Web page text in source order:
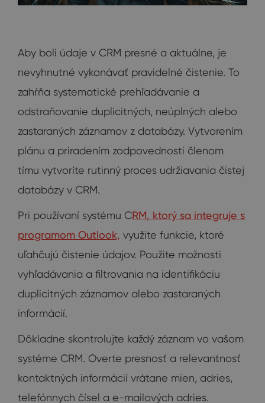
Aby boli údaje v CRM presné a aktuálne, je
nevyhnutné vykonávať pravidelné čistenie. To
zahŕňa systematické prehľadávanie a
odstraňovanie duplicitných, neúplných alebo
zastaraných záznamov z databázy. Vytvorením
plánu a priradením zodpovednosti členom
tímu vytvoríte rutinný proces udržiavania čistej
databázy v CRM.
Pri používaní systému CRM, ktorý sa integruje s
programom Outlook, využite funkcie, ktoré
uľahčujú čistenie údajov. Použite možnosti
vyhľadávania a filtrovania na identifikáciu
duplicitných záznamov alebo zastaraných
informácií.
Dôkladne skontrolujte každý záznam vo vašom
systéme CRM. Overte presnosť a relevantnosť
kontaktných informácií vrátane mien, adries,
telefónnych čísel a e-mailových adries.